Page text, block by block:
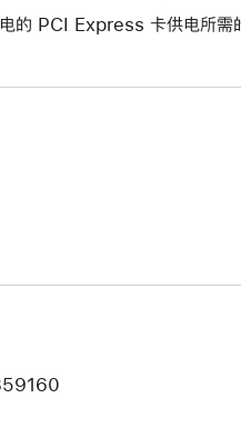
的 PCI Express 卡供电所需